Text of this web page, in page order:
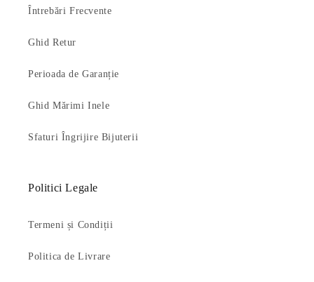
Întrebări Frecvente
Ghid Retur
Perioada de Garanție
Ghid Mărimi Inele
Sfaturi Îngrijire Bijuterii
Politici Legale
Termeni și Condiții
Politica de Livrare